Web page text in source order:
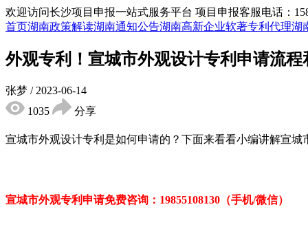
欢迎访问长沙项目申报一站式服务平台 项目申报客服电话：
首页湖南政策解读湖南通知公告湖南高新企业软著专利代理湖
外观专利！宣城市外观设计专利申请流
张梦 / 2023-06-14
1035
分享
宣城市外观设计专利 是如何申请的？下面来看看小编讲解宣城
宣城市外观专利申请免费咨询： 19855108130（手机/微信）